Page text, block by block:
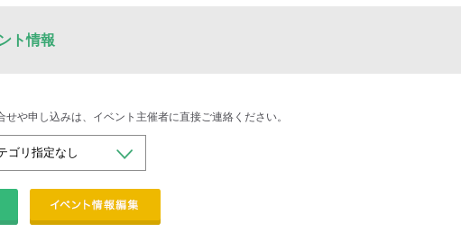
ト情報
せや申し込みは、イベント主催者に直接ご連絡ください。